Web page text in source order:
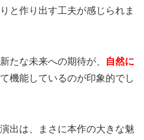
と作り出す工夫が感じられま
たな未来への期待が、
自然に
機能しているのが印象的でし
出は、まさに本作の大きな魅